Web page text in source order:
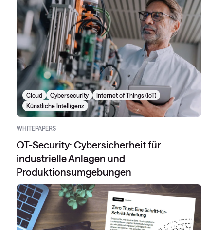
Cloud Cybersecurity
Internet of Things (IoT)
Künstliche Intelligenz
WHITEPAPERS
OT-Security: Cybersicherheit für
industrielle Anlagen und
Produktionsumgebungen